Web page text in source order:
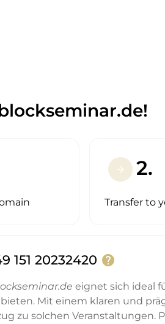
arrow_forward 2.
Transfer to
151 20232420 help
eignet sich ideal
Mit einem klaren und
zu solchen Veranstaltungen.